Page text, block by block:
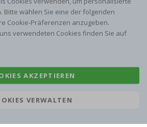
Bitte wählen Sie eine der folgenden
Cookie-Präferenzen anzugeben.
verwendeten Cookies finden Sie auf
AKZEPTIEREN
VERWALTEN